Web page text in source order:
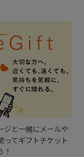
ジと一緒にメールや
ってギフトチケット
！